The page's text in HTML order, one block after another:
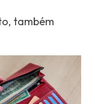
também